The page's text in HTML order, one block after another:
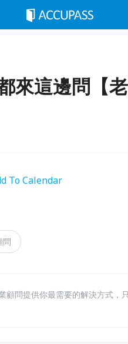
來這邊問【
To Calendar
問
顧問提供你最需要的解決方式，